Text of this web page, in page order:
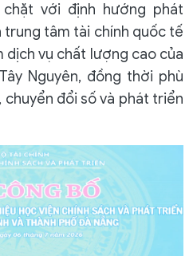
với định hướng phát
tâm tài chính quốc tế
dịch vụ chất lượng cao của
Nguyên, đồng thời phù
chuyển đổi số và phát triển